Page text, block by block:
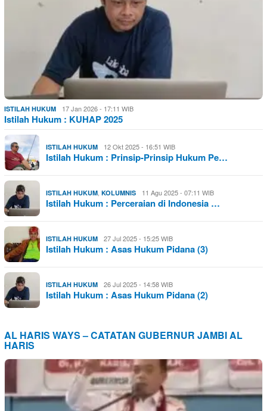
ISTILAH HUKUM 17 Jan 2026 - 17:11 WIB
Istilah Hukum : KUHAP 2025
ISTILAH HUKUM 12 Okt 2025 - 16:51 WIB
Istilah Hukum : Prinsip-Prinsip Hukum Pe…
ISTILAH HUKUM, KOLUMNIS 11 Agu 2025 - 07:11 WIB
Istilah Hukum : Perceraian di Indonesia …
ISTILAH HUKUM 27 Jul 2025 - 15:25 WIB
Istilah Hukum : Asas Hukum Pidana (3)
ISTILAH HUKUM 26 Jul 2025 - 14:58 WIB
Istilah Hukum : Asas Hukum Pidana (2)
AL HARIS WAYS – CATATAN GUBERNUR JAMBI AL
HARIS